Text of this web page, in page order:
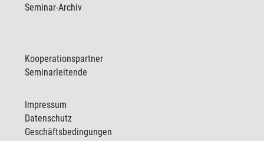
Seminar-Archiv
Kooperationspartner
Seminarleitende
Impressum
Datenschutz
Geschäftsbedingungen